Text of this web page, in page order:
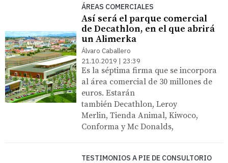
ÁREAS COMERCIALES
Así será el parque comercial
de Decathlon, en el que abrirá
un Alimerka
Álvaro Caballero
21.10.2019 | 23:39
Es la séptima firma que se incorpora
al área comercial de 30 millones de
euros. Estarán
también Decathlon, Leroy
Merlin, Tienda Animal, Kiwoco,
Conforma y Mc Donalds,
TESTIMONIOS A PIE DE CONSULTORIO